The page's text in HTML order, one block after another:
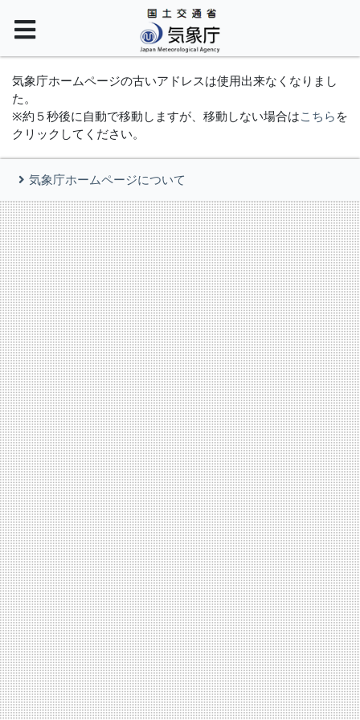
気象庁ホームページの古いアドレスは使用出来なくなりまし
た。
※約５秒後に自動で移動しますが、移動しない場合はこちら を
クリックしてください。
気象庁ホームページについて